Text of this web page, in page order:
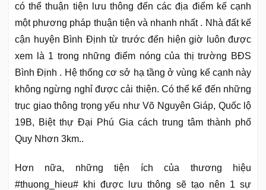
có thể thuận tiện lưu thông đến các địa điểm kế cạnh
một phương pháp thuận tiện và nhanh nhất . Nhà đất kế
cận huyện Bình Định từ trước đến hiện giờ luôn được
xem là 1 trong những điểm nóng của thị trường BĐS
Bình Định . Hệ thống cơ sở hạ tầng ở vùng kế cạnh này
không ngừng nghỉ được cải thiện. Có thể kể đến những
trục giao thông trọng yếu như Võ Nguyên Giáp, Quốc lộ
19B, Biệt thự Đại Phú Gia cách trung tâm thành phố
Quy Nhơn 3km..
Hơn nữa, những tiện ích của thương hiệu
#thuong_hieu# khi được lưu thông sẽ tạo nên 1 sự